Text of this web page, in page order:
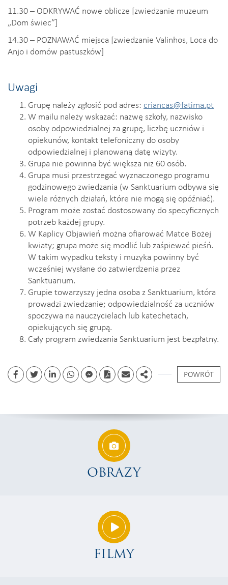
11.30 – ODKRYWAĆ nowe oblicze [zwiedzanie muzeum
„Dom świec”]
14.30 – POZNAWAĆ miejsca [zwiedzanie Valinhos, Loca do
Anjo i domów pastuszków]
Uwagi
Grupę należy zgłosić pod adres: criancas@fatima.pt
W mailu należy wskazać: nazwę szkoły, nazwisko
osoby odpowiedzialnej za grupę, liczbę uczniów i
opiekunów, kontakt telefoniczny do osoby
odpowiedzialnej i planowaną datę wizyty.
Grupa nie powinna być większa niż 60 osób.
Grupa musi przestrzegać wyznaczonego programu
godzinowego zwiedzania (w Sanktuarium odbywa się
wiele różnych działań, które nie mogą się opóźniać).
Program może zostać dostosowany do specyficznych
potrzeb każdej grupy.
W Kaplicy Objawień można ofiarować Matce Bożej
kwiaty; grupa może się modlić lub zaśpiewać pieśń.
W takim wypadku teksty i muzyka powinny być
wcześniej wysłane do zatwierdzenia przez
Sanktuarium.
Grupie towarzyszy jedna osoba z Sanktuarium, która
prowadzi zwiedzanie; odpowiedzialność za uczniów
spoczywa na nauczycielach lub katechetach,
opiekujących się grupą.
Cały program zwiedzania Sanktuarium jest bezpłatny.
FacebookTwitterLinkedinwhatsappfacebook messenger
PDF EmailShare
POWRÓT
OBRAZY
FILMY